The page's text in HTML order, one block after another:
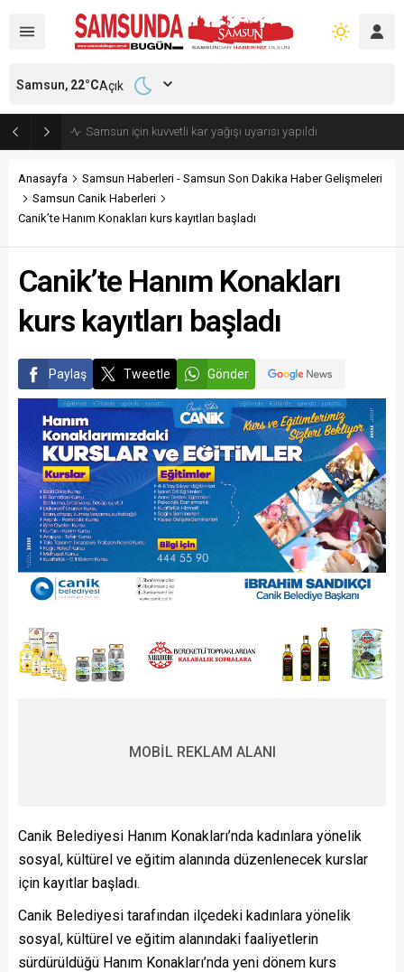
Samsun’da polisi alarma geçiren tatbikat
Samsun, 22°CAçık
Anasayfa
Samsun Haberleri - Samsun Son Dakika Haber Gelişmeleri
Samsun Canik Haberleri
Canik’te Hanım Konakları kurs kayıtları başladı
Canik’te Hanım Konakları
kurs kayıtları başladı
Paylaş Tweetle Gönder
MOBİL REKLAM ALANI
Canik Belediyesi Hanım Konakları’nda kadınlara yönelik
sosyal, kültürel ve eğitim alanında düzenlenecek kurslar
için kayıtlar başladı.
Canik Belediyesi tarafından ilçedeki kadınlara yönelik
sosyal, kültürel ve eğitim alanındaki faaliyetlerin
sürdürüldüğü Hanım Konakları’nda yeni dönem kurs